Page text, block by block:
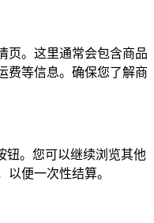
页。这里通常会包含商品
费等信息。确保您了解商
钮。您可以继续浏览其他
以便一次性结算。